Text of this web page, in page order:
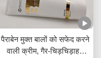
पैराबेन मुक्त बालों को सफेद करने
वाली क्रीम, गैर-चिड़चिड़ाहट